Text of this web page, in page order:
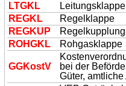
LTGK L Leitungsklappe
REGK L Regelklappe
REGKUP Regelkupplung
ROHGK L Rohgasklappe
GGKostV
bei der
Güter,